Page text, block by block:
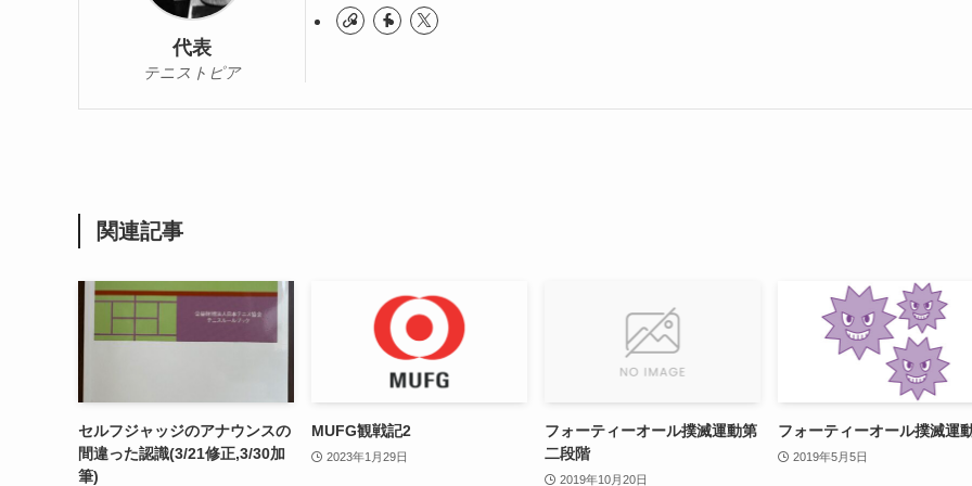
代表
テニストピア
関連記事
セルフジャッジのアナウンスの
間違った認識(3/21修正,3/30加
筆)
MUFG観戦記2
2023年1月29日
フォーティーオール撲滅運動第
二段階
2019年10月20日
フォーティーオール撲滅運
2019年5月5日